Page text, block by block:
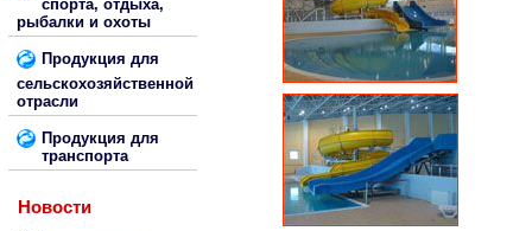
спорта, отдыха,
рыбалки и охоты
Продукция для
сельскохозяйственной
отрасли
Продукция для
транспорта
Новости